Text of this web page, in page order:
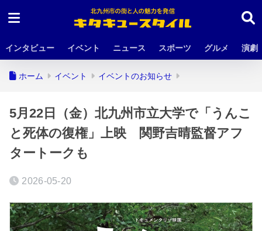
インタビュー イベント ニュース スポーツ グルメ 演劇
ホーム イベント イベントのお知らせ
5月22日（金）北九州市立大学で「うんこ
と死体の復権」上映 関野吉晴監督アフ
タートークも
2026-05-20